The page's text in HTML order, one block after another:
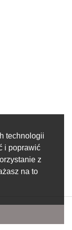
technologii
i poprawić
z
na to